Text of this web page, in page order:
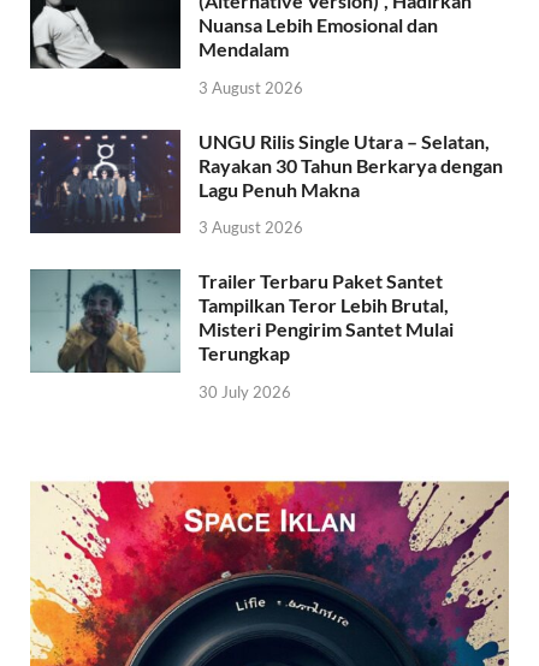
Nuansa Lebih Emosional dan
Mendalam
3 August 2026
UNGU Rilis Single Utara – Selatan,
Rayakan 30 Tahun Berkarya dengan
Lagu Penuh Makna
3 August 2026
Trailer Terbaru Paket Santet
Tampilkan Teror Lebih Brutal,
Misteri Pengirim Santet Mulai
Terungkap
30 July 2026